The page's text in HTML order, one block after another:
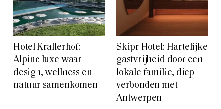
Hotel Krallerhof:
Alpine luxe waar
design, wellness en
natuur samenkomen
Skipr Hotel: Hartelijke
gastvrijheid door een
lokale familie, diep
verbonden met
Antwerpen